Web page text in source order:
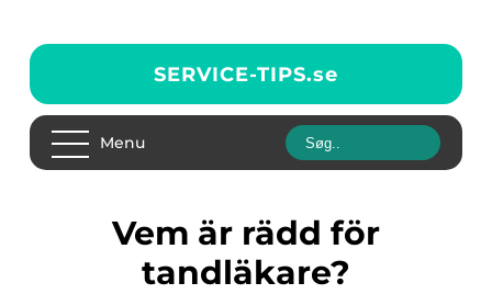
SERVICE-TIPS.se
Menu
Vem är rädd för
tandläkare?